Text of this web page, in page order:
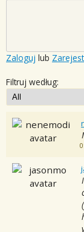
Zaloguj lub
Filtruj według: